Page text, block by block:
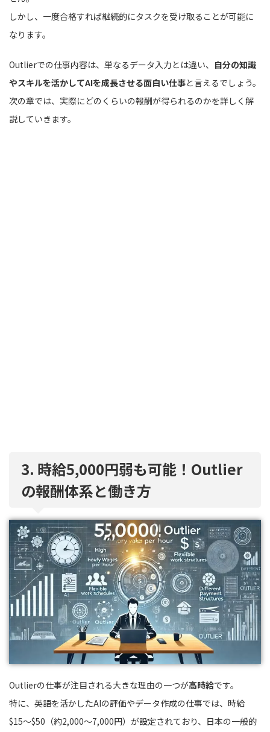
しかし、一度合格すれば継続的にタスクを受け取ることが可能に
なります。
Outlierでの仕事内容は、単なるデータ入力とは違い、 自分の知識
やスキルを活かしてAIを成長させる面白い仕事と言えるでしょう。
次の章では、実際にどのくらいの報酬が得られるのかを詳しく解
説していきます。
3. 時給5,000円弱も可能！Outlier
の報酬体系と働き方
Outlierの仕事が注目される大きな理由の一つが高時給です。
特に、英語を活かしたAIの評価やデータ作成の仕事では、時給
$15〜$50（約2,000〜7,000円）が設定されており、日本の一般的